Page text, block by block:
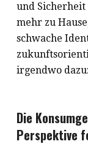
und
mehr zu
schwache
irgendwo
Die
Perspektive